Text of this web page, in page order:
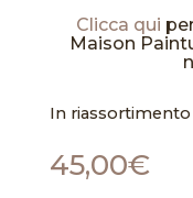
Clicca qui
Maison
In riassortimento
45,00€